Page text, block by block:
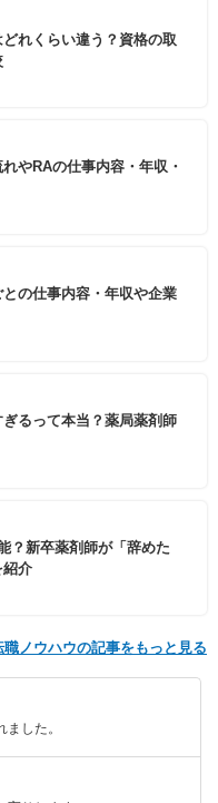
れくらい違う？資格の取
やRAの仕事内容・年収・
の仕事内容・年収や企業
るって本当？薬局薬剤師
？新卒薬剤師が「辞めた
紹介
職ノウハウの記事をもっと見る
した。